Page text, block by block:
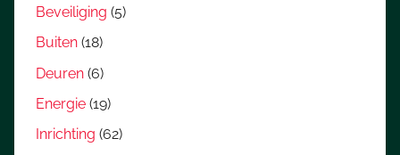
Beveiliging (5)
Buiten (18)
Deuren (6)
Energie (19)
Inrichting (62)